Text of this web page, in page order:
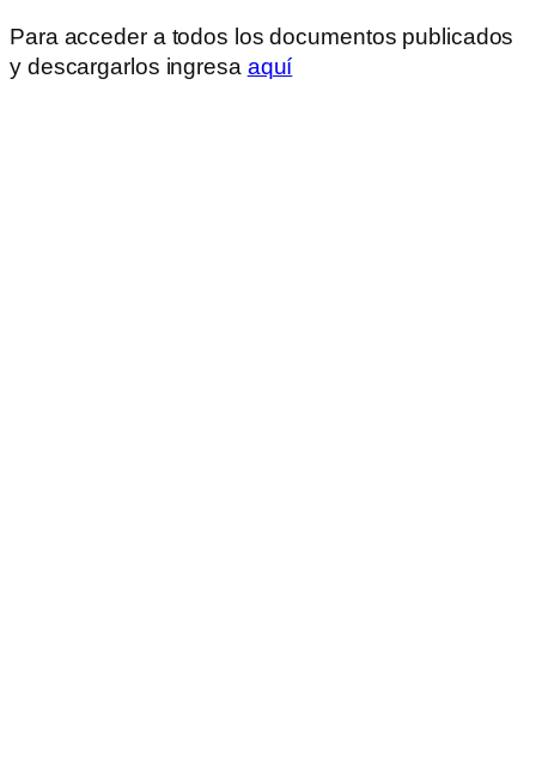
Para acceder a todos los documentos publicados
y descargarlos ingresa aquí